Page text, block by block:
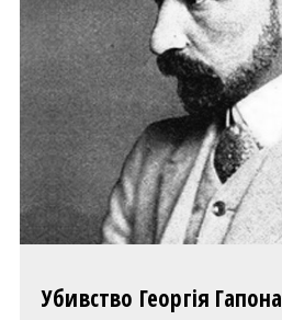
Убивство Георгія Гапона